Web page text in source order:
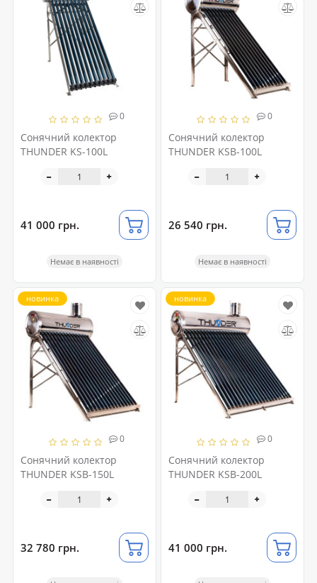
0
Сонячний колектор
THUNDER KS-100L
41 000 грн.
Немає в наявності
0
Сонячний колектор
THUNDER KSB-100L
26 540 грн.
Немає в наявності
0
Сонячний колектор
THUNDER KSB-150L
новинка
32 780 грн.
0
Сонячний колектор
THUNDER KSB-200L
новинка
41 000 грн.